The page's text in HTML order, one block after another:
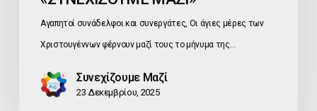
Αγαπητοί συνάδελφοι και συνεργάτες, Οι άγιες μέρες των
Χριστουγέννων φέρνουν μαζί τους το μήνυμα της…
Συνεχίζουμε Μαζί
23 Δεκεμβρίου, 2025